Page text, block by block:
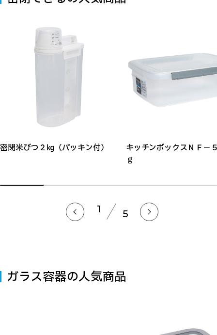
密閉米びつ２㎏（パッキン付）
キッチンボックスＮＦ－
ｇ
1 5
ガラス容器の人気商品